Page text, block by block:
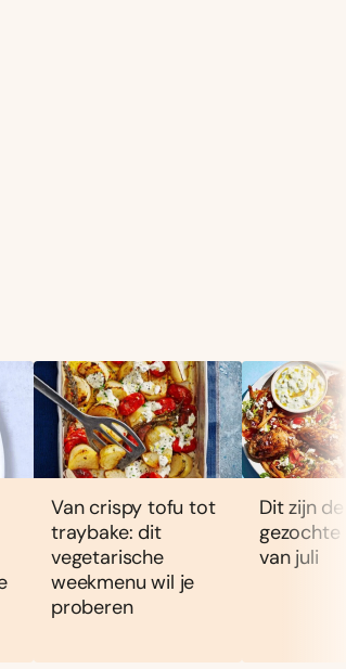
Van crispy tofu tot
traybake: dit
vegetarische
weekmenu wil je
proberen
Dit zijn de
gezochte
van juli